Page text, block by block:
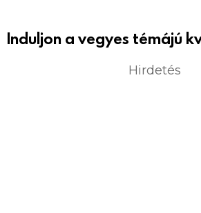
Induljon a vegyes témájú
Hirdetés